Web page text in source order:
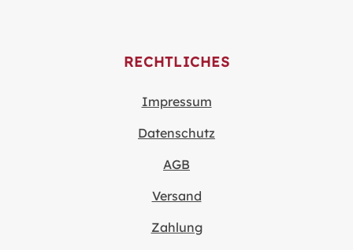
RECHTLICHES
Impressum
Datenschutz
AGB
Versand
Zahlung